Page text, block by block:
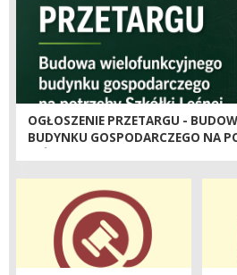
OGŁOSZENIE PRZETARGU -
BUDYNKU GOSPODARCZEGO NA